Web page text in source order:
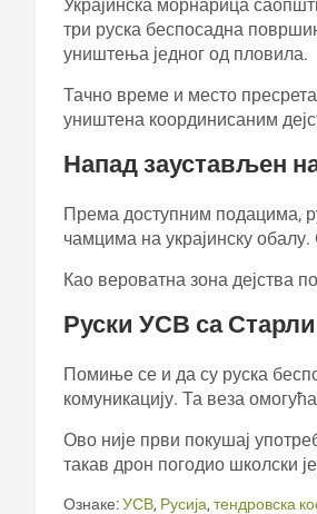
Украјинска морнарица
три руска беспосадна
уништења једног од пловила.
Тачно време и место
уништена координисаним
Напад заустављен
Према доступним подацима,
чамцима на украјинску
Као вероватна зона дејства
Руски УСВ са
Помиње се и да су руска
комуникацију. Та веза
Ово није први покушај
такав дрон погодио школски
Ознаке:УСВ, Русија, тендровска